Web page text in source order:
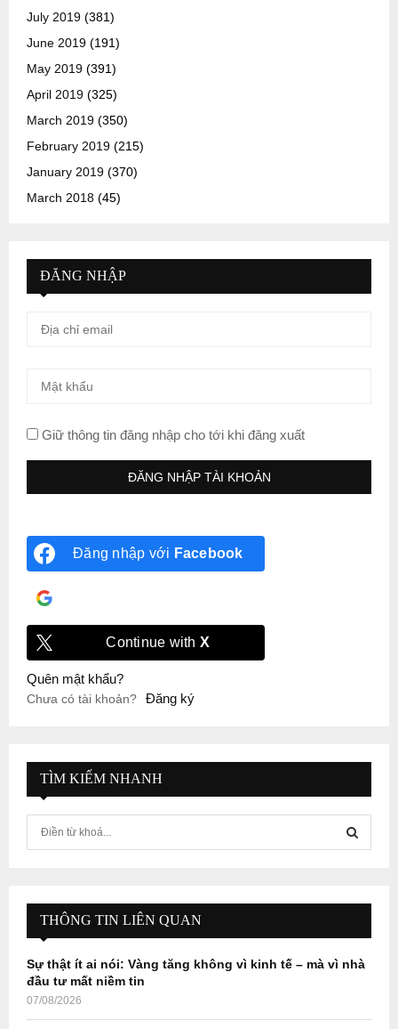
July 2019 (381)
June 2019 (191)
May 2019 (391)
April 2019 (325)
March 2019 (350)
February 2019 (215)
January 2019 (370)
March 2018 (45)
ĐĂNG NHẬP
Giữ thông tin đăng nhập cho tới khi đăng xuất
Đăng nhập với Facebook
Continue with X
Quên mật khẩu?
Chưa có tài khoản? Đăng ký
TÌM KIẾM NHANH
f
r
E
A
THÔNG TIN LIÊN QUAN
Sự thật ít ai nói: Vàng tăng không vì kinh tế – mà vì nhà
đầu tư mất niềm tin
07/08/2026